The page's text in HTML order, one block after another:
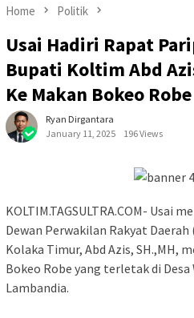
Home Politik
Usai Hadiri Rapat
Bupati Koltim Abd
Ke Makan Bokeo Robe
Ryan Dirgantara
January 11, 2025
196 Views
KOLTIM.TAGSULTRA.COM- Usai
Dewan Perwakilan Rakyat
Kolaka Timur, Abd Azis, SH.,MH,
Bokeo Robe yang terletak di
Lambandia.